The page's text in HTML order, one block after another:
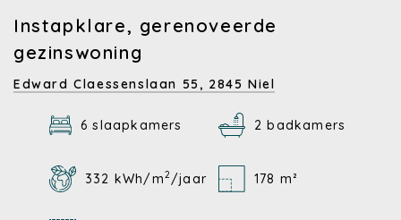
Instapklare, gerenoveerde
gezinswoning
Edward Claessenslaan 55, 2845 Niel
6 slaapkamers 2 badkamers
332 kWh/m2 /jaar 178 m²